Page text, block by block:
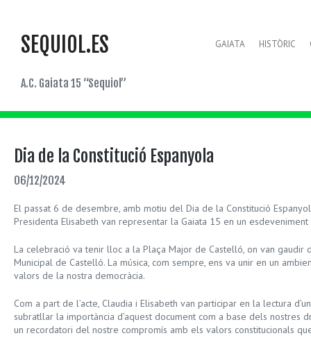
SEQUIOL.ES
A.C. Gaiata 15 “Sequiol”
GAIATA HISTÒRIC
Dia de la Constitució Espanyola
06/12/2024
El passat 6 de desembre, amb motiu del Dia de la Constitució
Presidenta Elisabeth van representar la Gaiata 15 en un
La celebració va tenir lloc a la Plaça Major de Castelló, on van
Municipal de Castelló. La música, com sempre, ens va unir en un
valors de la nostra democràcia.
Com a part de l’acte, Claudia i Elisabeth van participar en la lectura
subratllar la importància d’aquest document com a base dels nostres
un recordatori del nostre compromís amb els valors constitucionals